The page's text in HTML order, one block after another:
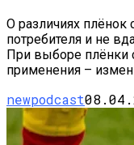
О различиях плёнок
потребителя и не
При выборе плёнки
применения –
newpodcast